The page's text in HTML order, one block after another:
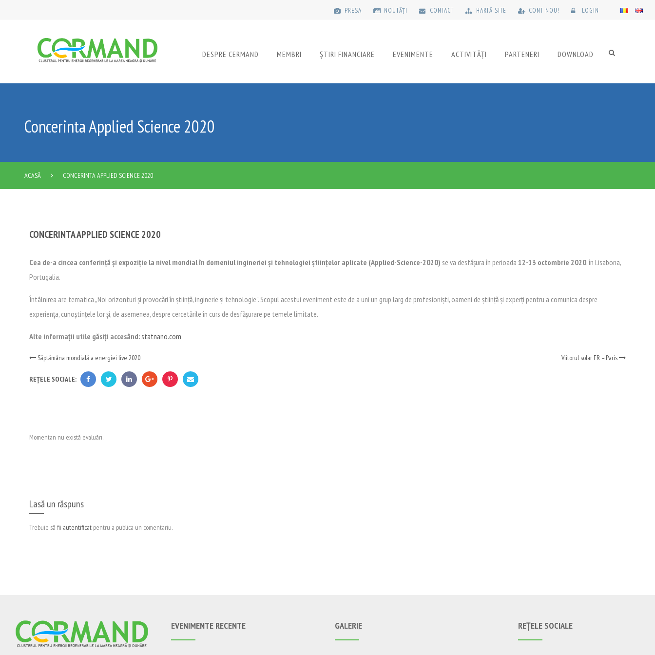
PRESA NOUTĂȚI CONTACT HARTĂ SITE CONT NOU! LOGIN
DESPRE CERMAND MEMBRI ȘTIRI FINANCIARE EVENIMENTE ACTIVITĂȚI PARTENERI DOWNLOAD
Concerinta Applied Science 2020
ACASĂ CONCERINTA APPLIED SCIENCE 2020
CONCERINTA APPLIED SCIENCE 2020
Cea de-a cincea conferință și expoziție la nivel mondial în domeniul ingineriei și tehnologiei științelor aplicate (Applied-Science-2020) se va desfășura în perioada 12-13 octombrie 2020, în Lisabona,
Portugalia.
Întâlnirea are tematica „Noi orizonturi și provocări în știință, inginerie și tehnologie”. Scopul acestui eveniment este de a uni un grup larg de profesioniști, oameni de știință și experți pentru a comunica despre
experiența, cunoștințele lor și, de asemenea, despre cercetările în curs de desfășurare pe temele limitate.
Alte informații utile găsiți accesând:statnano.com
Săptămâna mondială a energiei live 2020 Viitorul solar FR – Paris
REȚELE SOCIALE:
Momentan nu există evaluări.
Lasă un răspuns
Trebuie să fii autentificat pentru a publica un comentariu.
EVENIMENTE RECENTE GALERIE REȚELE SOCIALE